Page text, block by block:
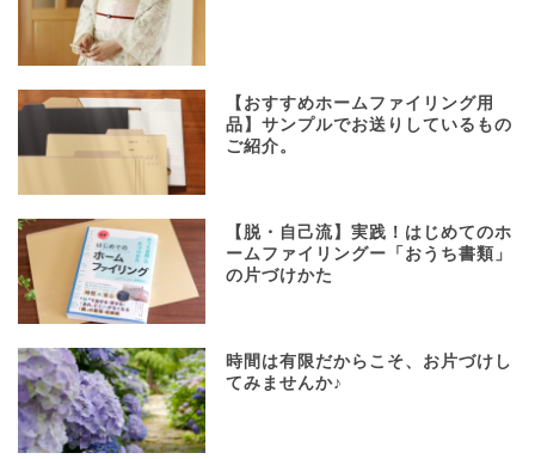
【おすすめホームファイリング用
品】サンプルでお送りしているもの
ご紹介。
【脱・自己流】実践！はじめてのホ
ームファイリングー「おうち書類」
の片づけかた
時間は有限だからこそ、お片づけし
てみませんか♪